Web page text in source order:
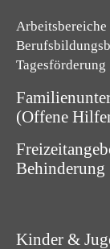
Arbeitsbereiche
Tagesförderung
(Offene
Behinderung
Kinder &